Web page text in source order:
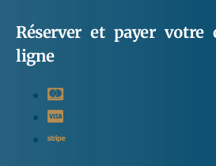
Réserver et payer votre
ligne